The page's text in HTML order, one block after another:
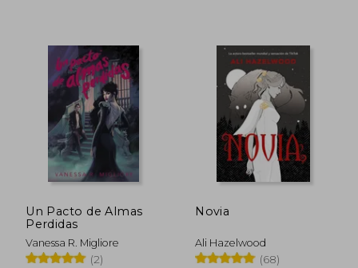
dcto. dcto.
Un Pacto de Almas
Perdidas
Vanessa R. Migliore
(2)
Novia
Ali Hazelwood
(68)